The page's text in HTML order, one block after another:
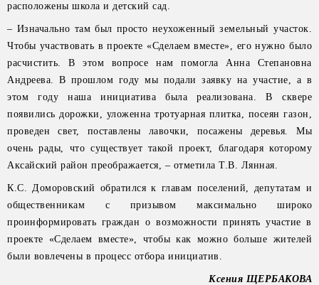
расположены школа и детский сад.
– Изначально там был просто неухоженный земельный участок.
Чтобы участвовать в проекте «Сделаем вместе», его нужно было
расчистить. В этом вопросе нам помогла Анна Степановна
Андреева. В прошлом году мы подали заявку на участие, а в
этом году наша инициатива была реализована. В сквере
появились дорожки, уложенна тротуарная плитка, посеян газон,
проведен свет, поставлены лавочки, посажены деревья. Мы
очень рады, что существует такой проект, благодаря которому
Аксайский район преображается, – отметила Т.В. Лянная.
К.С. Доморовский обратился к главам поселений, депутатам и
общественникам с призывом максимально широко
проинформировать граждан о возможности принять участие в
проекте «Сделаем вместе», чтобы как можно больше жителей
были вовлечены в процесс отбора инициатив.
Ксения ЩЕРБАКОВА